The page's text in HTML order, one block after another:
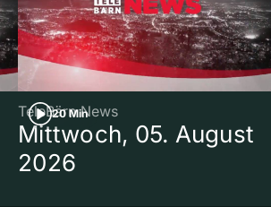
20 Min
TeleBärn News
Mittwoch, 05. August
2026